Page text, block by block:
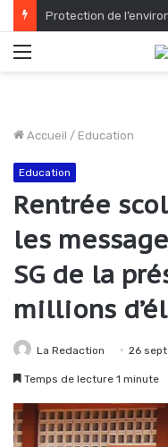
Accueil / Education
Education
Rentrée
les
SG de la
millions
La Redaction 26
Temps de lecture 1 minute